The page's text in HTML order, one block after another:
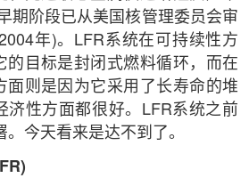
期阶段已从美国核管理委员会审
年)。LFR系统在可持续性方
的目标是封闭式燃料循环，而在
面则是因为它采用了长寿命的堆
济性方面都很好。LFR系统之前
今天看来是达不到了。